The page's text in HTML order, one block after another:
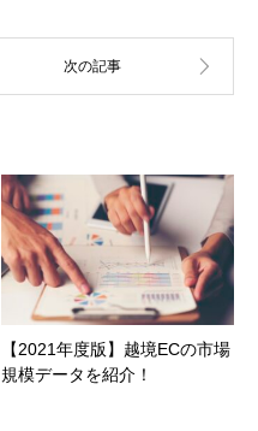
【2021年度版】越境ECの市場
規模データを紹介！